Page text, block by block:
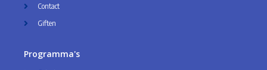
Contact
Giften
Programma's